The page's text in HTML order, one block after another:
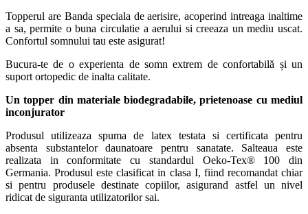
Topperul are Banda speciala de aerisire, acoperind intreaga inaltime
a sa, permite o buna circulatie a aerului si creeaza un mediu uscat.
Confortul somnului tau este asigurat!
Bucura-te de o experienta de somn extrem de confortabilă și un
suport ortopedic de inalta calitate.
Un topper din materiale biodegradabile, prietenoase cu mediul
inconjurator
Produsul utilizeaza spuma de latex testata si certificata pentru
absenta substantelor daunatoare pentru sanatate. Salteaua este
realizata in conformitate cu standardul Oeko-Tex® 100 din
Germania. Produsul este clasificat in clasa I, fiind recomandat chiar
si pentru produsele destinate copiilor, asigurand astfel un nivel
ridicat de siguranta utilizatorilor sai.